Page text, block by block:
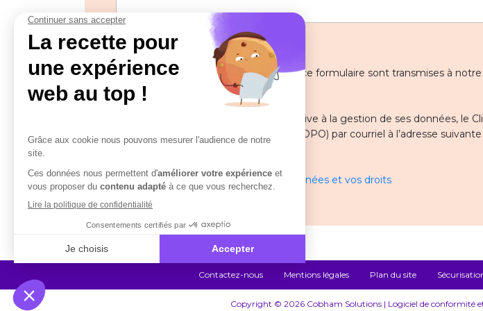
Les informations recueillies à partir de ce formulaire sont transmises à
pour gérer votre demande.
Pour toute question ou remarque relative à la gestion de ses données, le
Délégué à la protection des données (DPO) par courriel à l’adresse suivante
solutions.com
En savoir plus sur la gestion de vos données et vos droits
Contactez-nous Mentions légales Plan du site
Copyright © 2026 Cobham Solutions | Logiciel de conformité